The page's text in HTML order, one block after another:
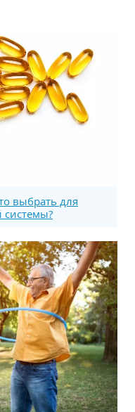
выбрать для